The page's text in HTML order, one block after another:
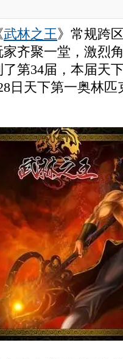
武林之王》常规跨
齐聚一堂，激烈
第34届，本届天
日天下第一奥林